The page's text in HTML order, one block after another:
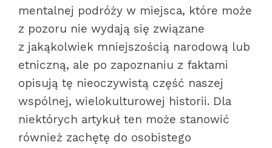
mentalnej podróży w miejsca, które może
z pozoru nie wydają się związane
z jakąkolwiek mniejszością narodową lub
etniczną, ale po zapoznaniu z faktami
opisują tę nieoczywistą część naszej
wspólnej, wielokulturowej historii. Dla
niektórych artykuł ten może stanowić
również zachętę do osobistego